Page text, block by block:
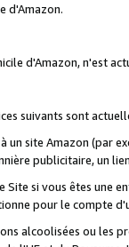
d'Amazon.
d'Amazon, n'est
suivants sont
un site Amazon (par
publicitaire, un
si vous êtes une
pour le compte
alcoolisées ou les